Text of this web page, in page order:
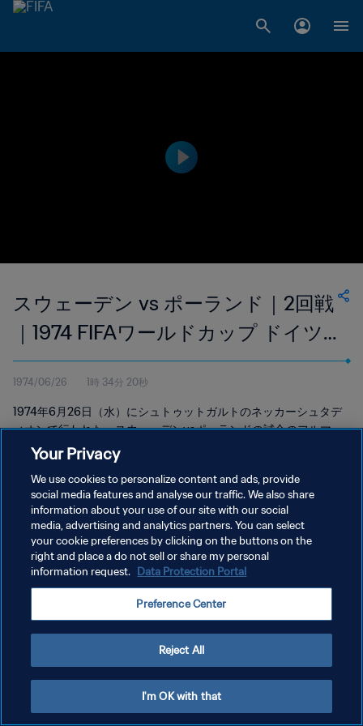
スウェーデン vs ポーランド｜2回戦
｜1974 FIFAワールドカップ ドイツ
｜フルマッチリプレイ
1974/06/26 1時 34分 20秒
1974年6月26日（水）にシュトゥットガルトのネッカーシュタデ
ィオンで行われた、スウェーデンvsポーランドの試合のフルマッ
チリプレイをご覧下さい。
プライバシーポリシー
サービス利用規約
Your Privacy
We use cookies to personalize content and ads, provide
social media features and analyse our traffic. We also share
information about your use of our site with our social
media, advertising and analytics partners. You can select
your cookie preferences by clicking on the buttons on the
right and place a do not sell or share my personal
information request. Data Protection Portal
Preference Center
Reject All
I'm OK with that